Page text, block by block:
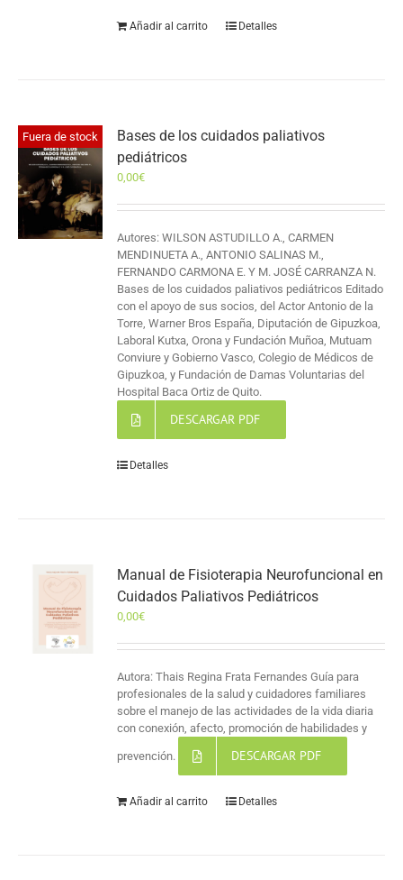
Añadir al carrito Detalles
Fuera de stock
Bases de los cuidados paliativos
pediátricos
0,00€
Autores: WILSON ASTUDILLO A., CARMEN
MENDINUETA A., ANTONIO SALINAS M.,
FERNANDO CARMONA E. Y M. JOSÉ CARRANZA N.
Bases de los cuidados paliativos pediátricos Editado
con el apoyo de sus socios, del Actor Antonio de la
Torre, Warner Bros España, Diputación de Gipuzkoa,
Laboral Kutxa, Orona y Fundación Muñoa, Mutuam
Conviure y Gobierno Vasco, Colegio de Médicos de
Gipuzkoa, y Fundación de Damas Voluntarias del
Hospital Baca Ortiz de Quito.
DESCARGAR PDF
Detalles
Manual de Fisioterapia Neurofuncional en
Cuidados Paliativos Pediátricos
0,00€
Autora: Thais Regina Frata Fernandes Guía para
profesionales de la salud y cuidadores familiares
sobre el manejo de las actividades de la vida diaria
con conexión, afecto, promoción de habilidades y
prevención. DESCARGAR PDF
Añadir al carrito Detalles